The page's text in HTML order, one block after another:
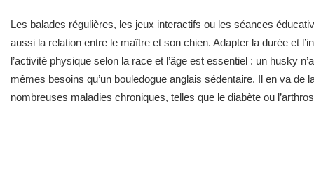
Les balades régulières, les jeux interactifs ou les séances
aussi la relation entre le maître et son chien. Adapter la durée et
l’activité physique selon la race et l’âge est essentiel : un husky
mêmes besoins qu’un bouledogue anglais sédentaire. Il en va de
nombreuses maladies chroniques, telles que le diabète ou